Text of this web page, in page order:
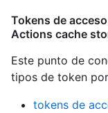
Tokens de
Actions cache
Este punto de
tipos de token
tokens de